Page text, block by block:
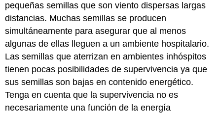
pequeñas semillas que son viento dispersas largas
distancias. Muchas semillas se producen
simultáneamente para asegurar que al menos
algunas de ellas lleguen a un ambiente hospitalario.
Las semillas que aterrizan en ambientes inhóspitos
tienen pocas posibilidades de supervivencia ya que
sus semillas son bajas en contenido energético.
Tenga en cuenta que la supervivencia no es
necesariamente una función de la energía